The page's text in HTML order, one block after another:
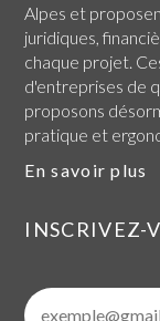
Alpes et
juridiques,
chaque projet.
d'entreprises de
proposons
pratique et
En savoir plus
INSCRIVEZ-